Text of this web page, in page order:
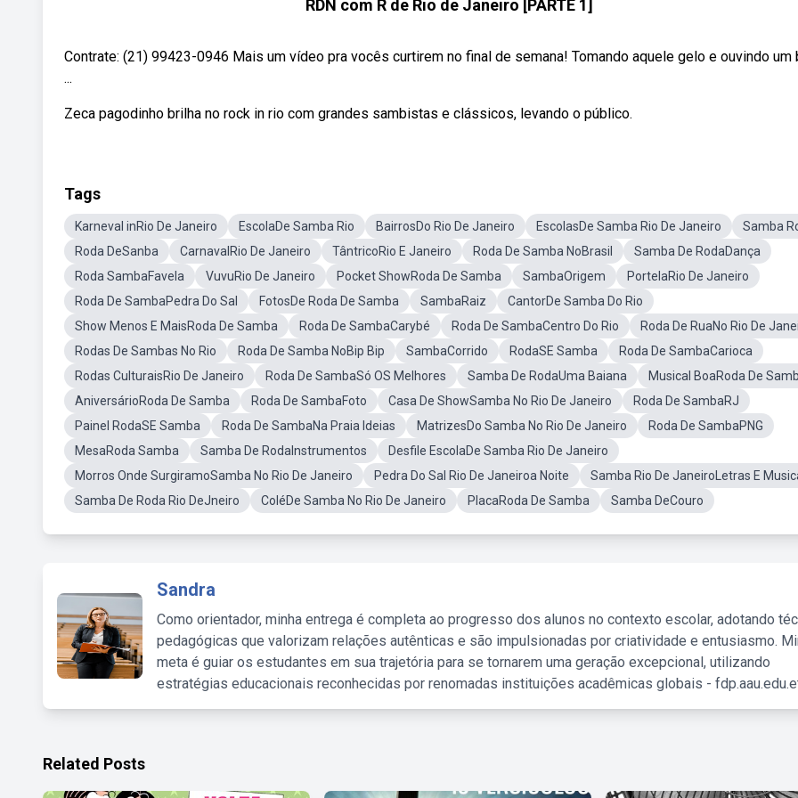
RDN com R de Rio de Janeiro [PARTE 1]
Contrate: (21) 99423-0946 Mais um vídeo pra vocês curtirem no final de semana! Tomando aquele gelo e ouvindo um
...
Zeca pagodinho brilha no rock in rio com grandes sambistas e clássicos, levando o público.
Tags
Karneval inRio De Janeiro EscolaDe Samba Rio BairrosDo Rio De Janeiro EscolasDe Samba Rio De Janeiro
Samba
Roda DeSanba
CarnavalRio De Janeiro TântricoRio E Janeiro Roda De Samba NoBrasil
Samba De RodaDança
Roda SambaFavela
VuvuRio De Janeiro Pocket ShowRoda De Samba SambaOrigem
PortelaRio De Janeiro
Roda De SambaPedra Do Sal
FotosDe Roda De Samba SambaRaiz
CantorDe Samba Do Rio
Show Menos E MaisRoda De Samba
Roda De SambaCarybé Roda De SambaCentro Do Rio
Roda De RuaNo Rio De
Rodas De Sambas No Rio
Roda De Samba NoBip Bip SambaCorrido RodaSE Samba
Roda De SambaCarioca
Rodas CulturaisRio De Janeiro
Roda De SambaSó OS Melhores Samba De RodaUma Baiana
Musical BoaRoda De
AniversárioRoda De Samba
Roda De SambaFoto Casa De ShowSamba No Rio De Janeiro
Roda De SambaRJ
Painel RodaSE Samba
Roda De SambaNa Praia Ideias MatrizesDo Samba No Rio De Janeiro
Roda De SambaPNG
MesaRoda Samba
Samba De RodaInstrumentos
Desfile EscolaDe Samba Rio De Janeiro
Morros Onde SurgiramoSamba No Rio De Janeiro
Pedra Do Sal Rio De Janeiroa Noite
Samba Rio De JaneiroLetras E
Samba De Roda Rio DeJneiro
ColéDe Samba No Rio De Janeiro PlacaRoda De Samba Samba DeCouro
Sandra
Como orientador, minha entrega é completa ao progresso dos alunos no contexto escolar, adotando
pedagógicas que valorizam relações autênticas e são impulsionadas por criatividade e entusiasmo.
meta é guiar os estudantes em sua trajetória para se tornarem uma geração excepcional, utilizando
estratégias educacionais reconhecidas por renomadas instituições acadêmicas globais -
Related Posts